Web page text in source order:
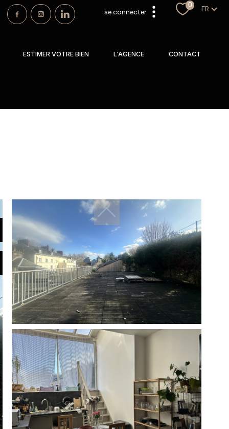
se connecter
0 Langue
FR
ESTIMER VOTRE BIEN L'AGENCE CONTACT